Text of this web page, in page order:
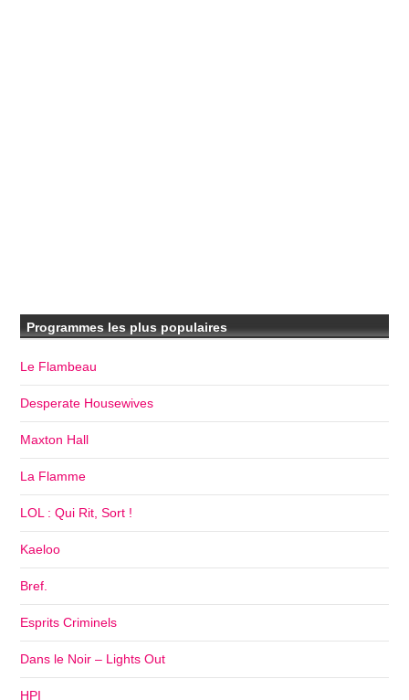
Programmes les plus populaires
Le Flambeau
Desperate Housewives
Maxton Hall
La Flamme
LOL : Qui Rit, Sort !
Kaeloo
Bref.
Esprits Criminels
Dans le Noir – Lights Out
HPI